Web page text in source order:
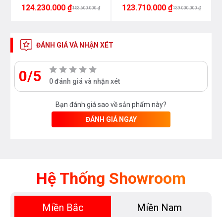
124.230.000 ₫153.600.000 ₫ 123.710.000 ₫139.000.000 ₫
ĐÁNH GIÁ VÀ NHẬN XÉT
0/5 0 đánh giá và nhận xét
Bạn đánh giá sao về sản phẩm này?
ĐÁNH GIÁ NGAY
Hệ Thống Showroom
Miền Bắc Miền Nam